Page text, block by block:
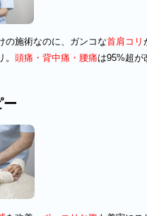
の施術なのに、ガンコな首肩コリ
頭痛・背中痛・腰痛は95%超が
ー